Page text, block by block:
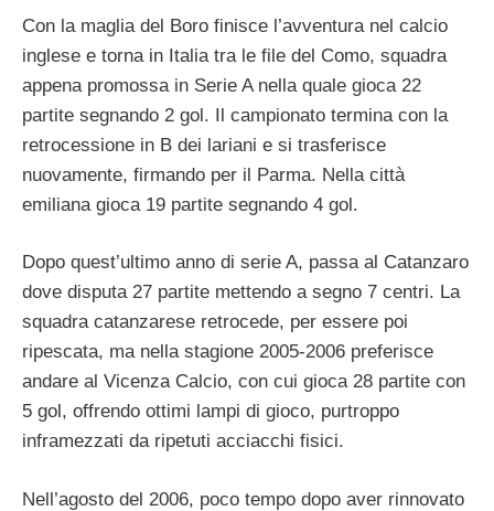
Con la maglia del Boro finisce l’avventura nel calcio
inglese e torna in Italia tra le file del Como, squadra
appena promossa in Serie A nella quale gioca 22
partite segnando 2 gol. Il campionato termina con la
retrocessione in B dei lariani e si trasferisce
nuovamente, firmando per il Parma. Nella città
emiliana gioca 19 partite segnando 4 gol.
Dopo quest’ultimo anno di serie A, passa al Catanzaro
dove disputa 27 partite mettendo a segno 7 centri. La
squadra catanzarese retrocede, per essere poi
ripescata, ma nella stagione 2005-2006 preferisce
andare al Vicenza Calcio, con cui gioca 28 partite con
5 gol, offrendo ottimi lampi di gioco, purtroppo
inframezzati da ripetuti acciacchi fisici.
Nell’agosto del 2006, poco tempo dopo aver rinnovato